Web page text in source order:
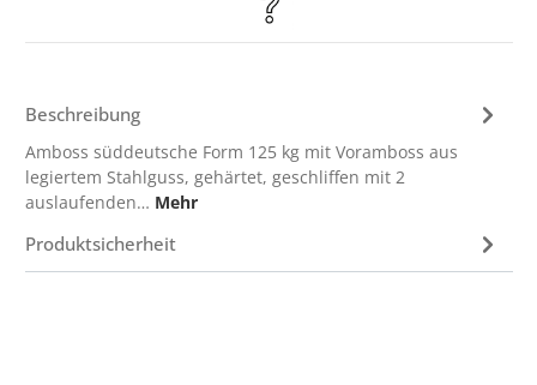
Beschreibung
Amboss süddeutsche Form 125 kg mit Voramboss aus
legiertem Stahlguss, gehärtet, geschliffen mit 2
auslaufenden… Mehr
Produktsicherheit